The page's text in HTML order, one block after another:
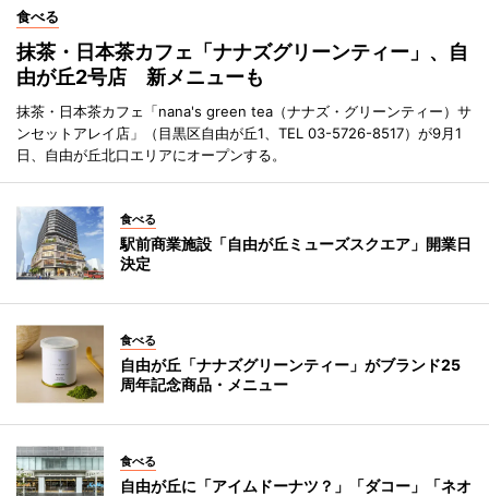
食べる
抹茶・日本茶カフェ「ナナズグリーンティー」、自
由が丘2号店 新メニューも
抹茶・日本茶カフェ「nana's green tea（ナナズ・グリーンティー）サ
ンセットアレイ店」（目黒区自由が丘1、TEL 03-5726-8517）が9月1
日、自由が丘北口エリアにオープンする。
食べる
駅前商業施設「自由が丘ミューズスクエア」開業日
決定
食べる
自由が丘「ナナズグリーンティー」がブランド25
周年記念商品・メニュー
食べる
自由が丘に「アイムドーナツ？」「ダコー」「ネオ